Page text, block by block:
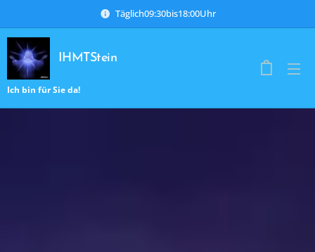
Täglich09:30bis18:00Uhr
IHMTStein
Ich bin für Sie da!